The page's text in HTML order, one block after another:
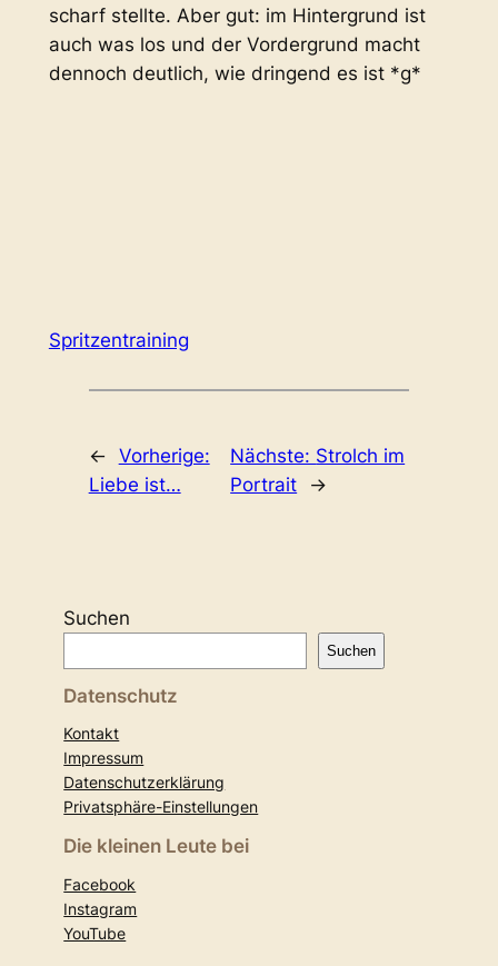
scharf stellte. Aber gut: im Hintergrund ist
auch was los und der Vordergrund macht
dennoch deutlich, wie dringend es ist *g*
Spritzentraining
← Vorherige:
Liebe ist…
Nächste: Strolch im
Portrait
→
Suchen
Suchen
Datenschutz
Kontakt
Impressum
Datenschutzerklärung
Privatsphäre-Einstellungen
Die kleinen Leute bei
Facebook
Instagram
YouTube